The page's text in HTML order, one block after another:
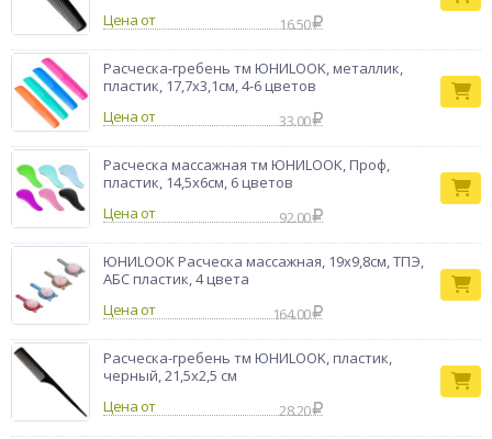
Цена от
16.50
Расческа-гребень тм ЮНИLOOK, металлик,
пластик, 17,7х3,1см, 4-6 цветов
Цена от
33.00
Расческа массажная тм ЮНИLOOK, Проф,
пластик, 14,5x6см, 6 цветов
Цена от
92.00
ЮНИLOOK Расческа массажная, 19х9,8см, ТПЭ,
AБС пластик, 4 цвета
Цена от
164.00
Расческа-гребень тм ЮНИLOOK, пластик,
черный, 21,5х2,5 см
Цена от
28.20